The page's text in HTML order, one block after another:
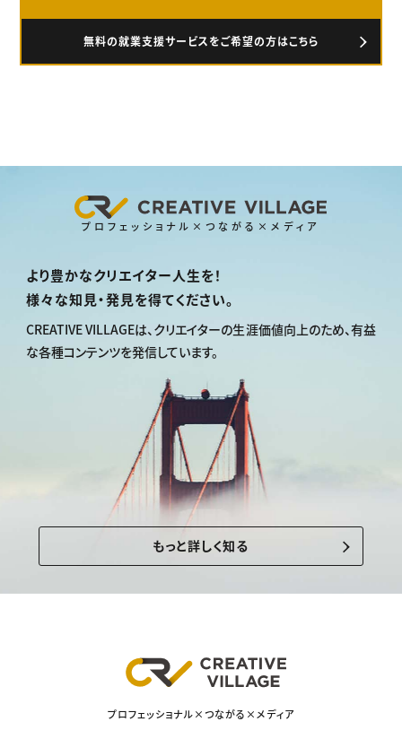
無料の就業支援サービスをご希望の方はこちら
プロフェッショナル×つながる×メディア
より豊かなクリエイター人生を！
様々な知見・発見を得てください。
CREATIVE VILLAGEは、 クリエイターの生涯価値向上のため、有益
な各種コンテンツを発信しています。
もっと詳しく知る
プロフェッショナル×つながる×メディア